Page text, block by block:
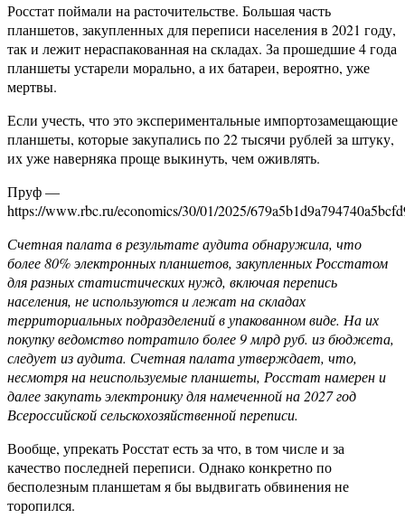
Росстат поймали на расточительстве. Большая часть
планшетов, закупленных для переписи населения в 2021 году,
так и лежит нераспакованная на складах. За прошедшие 4 года
планшеты устарели морально, а их батареи, вероятно, уже
мертвы.
Если учесть, что это экспериментальные импортозамещающие
планшеты, которые закупались по 22 тысячи рублей за штуку,
их уже наверняка проще выкинуть, чем оживлять.
Пруф —
https://www.rbc.ru/economics/30/01/2025/
Счетная палата в результате аудита обнаружила, что
более 80% электронных планшетов, закупленных Росстатом
для разных статистических нужд, включая перепись
населения, не используются и лежат на складах
территориальных подразделений в упакованном виде. На их
покупку ведомство потратило более 9 млрд руб. из бюджета,
следует из аудита. Счетная палата утверждает, что,
несмотря на неиспользуемые планшеты, Росстат намерен и
далее закупать электронику для намеченной на 2027 год
Всероссийской сельскохозяйственной переписи.
Вообще, упрекать Росстат есть за что, в том числе и за
качество последней переписи. Однако конкретно по
бесполезным планшетам я бы выдвигать обвинения не
торопился.